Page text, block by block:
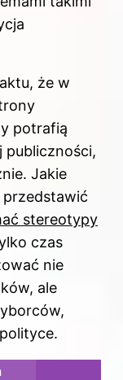
że w
potrafią
publiczności,
Jakie
stereotypy
czas
nie
ale